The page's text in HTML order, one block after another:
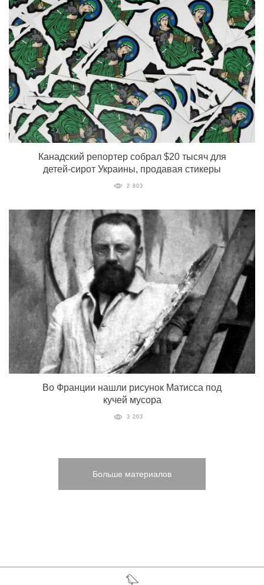
Канадский репортер собрал $20 тысяч для
детей-сирот Украины, продавая стикеры
2 803
Во Франции нашли рисунок Матисса под
кучей мусора
3 203
Больше материалов